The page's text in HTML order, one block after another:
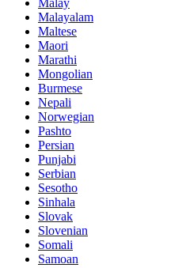
Malayalam
Maltese
Maori
Marathi
Mongolian
Burmese
Nepali
Norwegian
Pashto
Persian
Punjabi
Serbian
Sesotho
Sinhala
Slovak
Slovenian
Somali
Samoan